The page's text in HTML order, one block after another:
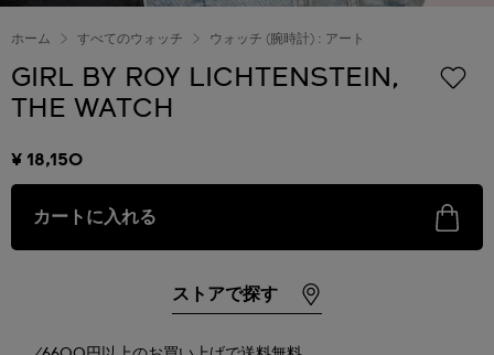
ホーム すべてのウォッチ ウォッチ (腕時計) : アート
GIRL BY ROY LICHTENSTEIN,
THE WATCH
¥ 18,150
カートに入れる
ストアで探す